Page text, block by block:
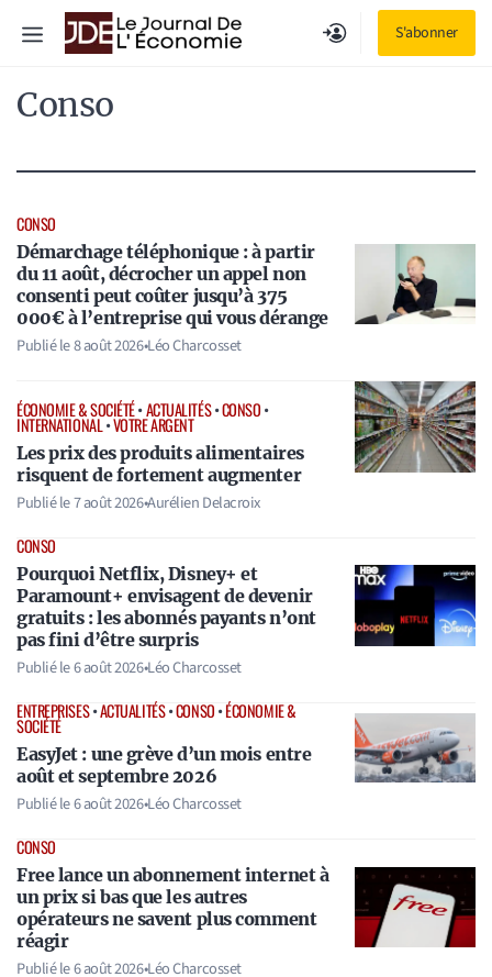
S'abonner
Menu
Conso
CONSO
Démarchage téléphonique : à partir
du 11 août, décrocher un appel non
consenti peut coûter jusqu’à 375
000€ à l’entreprise qui vous dérange
Publié le8 août 2026•Léo Charcosset
ÉCONOMIE & SOCIÉTÉ•ACTUALITÉS•CONSO•
INTERNATIONAL•VOTRE ARGENT
Les prix des produits alimentaires
risquent de fortement augmenter
Publié le7 août 2026•Aurélien Delacroix
CONSO
Pourquoi Netflix, Disney+ et
Paramount+ envisagent de devenir
gratuits : les abonnés payants n’ont
pas fini d’être surpris
Publié le6 août 2026•Léo Charcosset
ENTREPRISES•ACTUALITÉS•CONSO•ÉCONOMIE &
SOCIÉTÉ
EasyJet : une grève d’un mois entre
août et septembre 2026
Publié le6 août 2026•Léo Charcosset
CONSO
Free lance un abonnement internet à
un prix si bas que les autres
opérateurs ne savent plus comment
réagir
Publié le6 août 2026•Léo Charcosset